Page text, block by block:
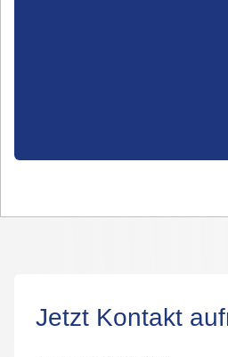
Jetzt Kontakt